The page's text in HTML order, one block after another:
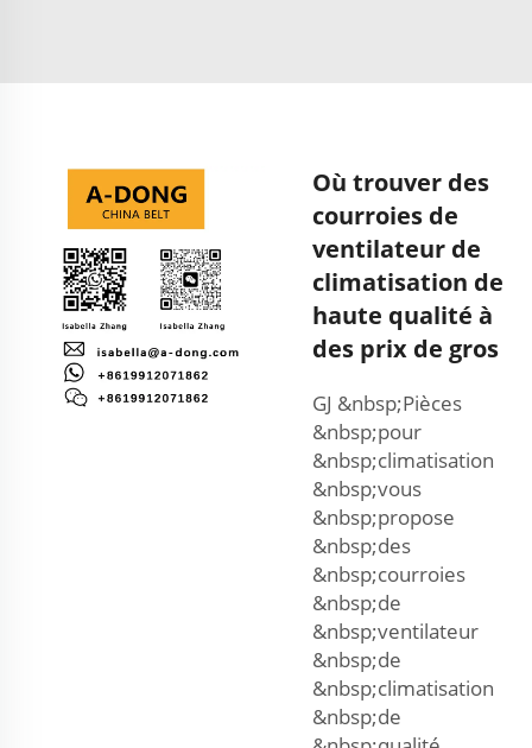
Où trouver des
courroies de
ventilateur de
climatisation de
haute qualité à
des prix de gros
GJ &nbsp;Pièces
&nbsp;pour
&nbsp;climatisation
&nbsp;vous
&nbsp;propose
&nbsp;des
&nbsp;courroies
&nbsp;de
&nbsp;ventilateur
&nbsp;de
&nbsp;climatisation
&nbsp;de